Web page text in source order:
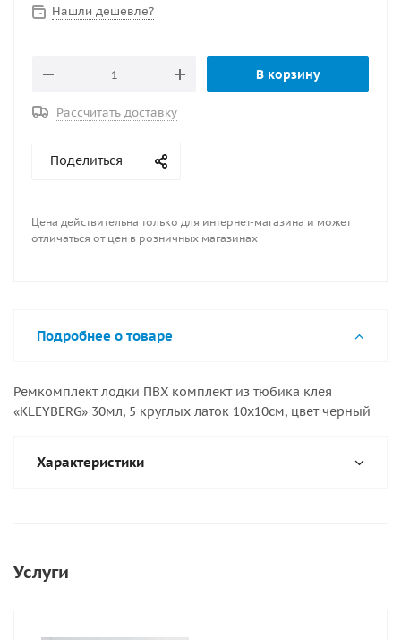
Нашли дешевле?
В корзину
Рассчитать доставку
Поделиться
Цена действительна только для интернет-магазина и может
отличаться от цен в розничных магазинах
Подробнее о товаре
Ремкомплект лодки ПВХ комплект из тюбика клея
«KLEYBERG» 30мл, 5 круглых латок 10х10см, цвет черный
Характеристики
Услуги